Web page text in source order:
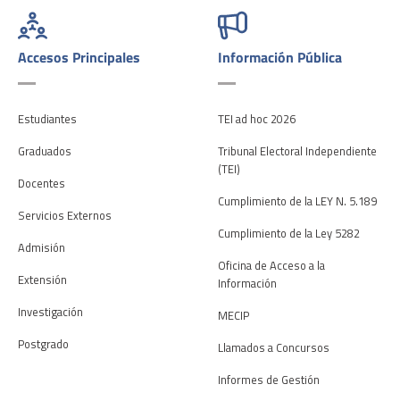
Accesos Principales
Estudiantes
Graduados
Docentes
Servicios Externos
Admisión
Extensión
Investigación
Postgrado
Información Pública
TEI ad hoc 2026
Tribunal Electoral Independiente
(TEI)
Cumplimiento de la LEY N. 5.189
Cumplimiento de la Ley 5282
Oficina de Acceso a la
Información
MECIP
Llamados a Concursos
Informes de Gestión